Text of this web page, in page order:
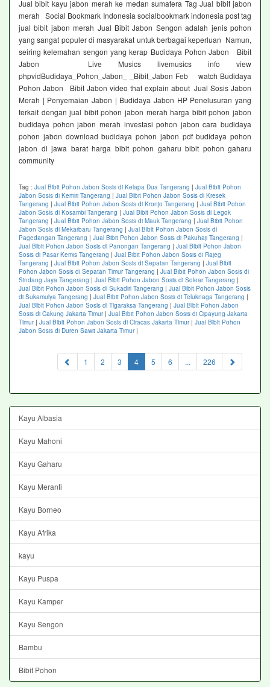
Jual bibit kayu jabon merah ke medan sumatera Tag Jual bibit jabon
merah Social Bookmark Indonesia socialbookmark indonesia post tag
jual bibit jabon merah Jual Bibit Jabon Sengon adalah jenis pohon
yang sangat populer di masyarakat untuk berbagai keperluan Namun,
seiring kelemahan sengon yang kerap Budidaya Pohon Jabon Bibit
Jabon Live Musics livemusics info view
phpvidBudidaya_Pohon_Jabon_ _Bibit_Jabon Feb watch Budidaya
Pohon Jabon Bibit Jabon video that explain about Jual Sosis Jabon
Merah | Penyemaian Jabon | Budidaya Jabon HP Penelusuran yang
terkait dengan jual bibit pohon jabon merah harga bibit pohon jabon
budidaya pohon jabon merah investasi pohon jabon cara budidaya
pohon jabon download budidaya pohon jabon pdf budidaya pohon
jabon di jawa barat harga bibit pohon gaharu bibit pohon gaharu
community
Tag : Jual Bibit Pohon Jabon Sosis di Kelapa Dua Tangerang | Jual Bibit Pohon
Jabon Sosis di Kemiri Tangerang | Jual Bibit Pohon Jabon Sosis di Kresek
Tangerang | Jual Bibit Pohon Jabon Sosis di Kronjo Tangerang | Jual Bibit Pohon
Jabon Sosis di Kosambi Tangerang | Jual Bibit Pohon Jabon Sosis di Legok
Tangerang | Jual Bibit Pohon Jabon Sosis di Mauk Tangerang | Jual Bibit Pohon
Jabon Sosis di Mekarbaru Tangerang | Jual Bibit Pohon Jabon Sosis di
Pagedangan Tangerang | Jual Bibit Pohon Jabon Sosis di Pakuhaji Tangerang |
Jual Bibit Pohon Jabon Sosis di Panongan Tangerang | Jual Bibit Pohon Jabon
Sosis di Pasar Kemis Tangerang | Jual Bibit Pohon Jabon Sosis di Rajeg
Tangerang | Jual Bibit Pohon Jabon Sosis di Sepatan Tangerang | Jual Bibit
Pohon Jabon Sosis di Sepatan Timur Tangerang | Jual Bibit Pohon Jabon Sosis di
Sindang Jaya Tangerang | Jual Bibit Pohon Jabon Sosis di Solear Tangerang |
Jual Bibit Pohon Jabon Sosis di Sukadiri Tangerang | Jual Bibit Pohon Jabon Sosis
di Sukamulya Tangerang | Jual Bibit Pohon Jabon Sosis di Teluknaga Tangerang |
Jual Bibit Pohon Jabon Sosis di Tigaraksa Tangerang | Jual Bibit Pohon Jabon
Sosis di Cakung Jakarta Timur| Jual Bibit Pohon Jabon Sosis di Cipayung Jakarta
Timur| Jual Bibit Pohon Jabon Sosis di Ciracas Jakarta Timur| Jual Bibit Pohon
Jabon Sosis di Duren Sawit Jakarta Timur|
1 2 3 4(current)
5 6 ... 226
Kayu Albasia
Kayu Mahoni
Kayu Gaharu
Kayu Meranti
Kayu Borneo
Kayu Afrika
kayu
Kayu Puspa
Kayu Kamper
Kayu Sengon
Bambu
Bibit Pohon